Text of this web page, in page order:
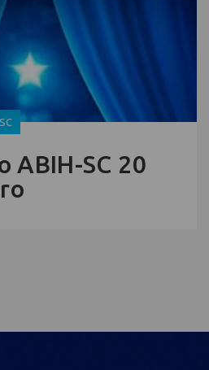
ABIH-SC 20